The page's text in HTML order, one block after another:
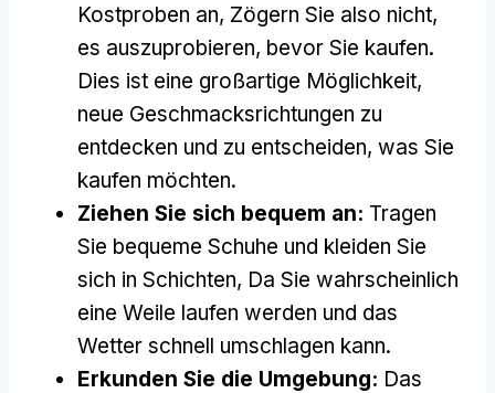
Kostproben an, Zögern Sie also nicht,
es auszuprobieren, bevor Sie kaufen.
Dies ist eine großartige Möglichkeit,
neue Geschmacksrichtungen zu
entdecken und zu entscheiden, was Sie
kaufen möchten.
Ziehen Sie sich bequem an: Tragen
Sie bequeme Schuhe und kleiden Sie
sich in Schichten, Da Sie wahrscheinlich
eine Weile laufen werden und das
Wetter schnell umschlagen kann.
Erkunden Sie die Umgebung: Das